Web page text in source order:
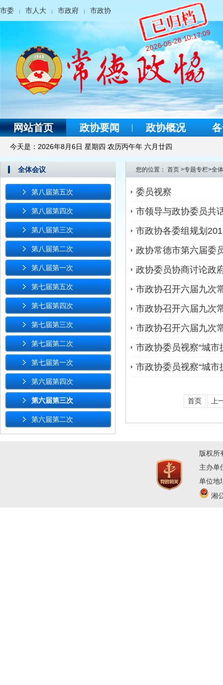
市委 | 市人大 | 市政府 | 市政协
网站首页 政协要闻 政协概况
今天是： 2026年8月6日 星期四 农历丙午年 六月廿四
全体会议
第八届第五次
第八届第四次
第八届第三次
第八届第二次
第八届第一次
第七届第五次
第七届第四次
第七届第三次
第七届第二次
第七届第一次
第六届第四次
第六届第三次
第六届第二次
2026-05-28 10:17:09
您的位置： 首页 >专题专栏>全
委员视察
市领导与政协委员共
市政协各委组规划
政协常德市第六届委
政协委员协商讨论政
市政协召开六届九次
市政协召开六届九次
市政协召开六届九次
市政协委员视察“城市
市政协委员视察“城市
首页 上
版权所
主办单
单位地
湘